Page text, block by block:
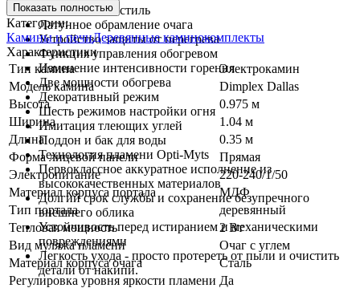
Классический стиль
Латунное обрамление очага
Устройство защиты от перегрева
Функция управления обогревом
Изменение интенсивности горения
Две мощности обогрева
Декоративный режим
Шесть режимов настройки огня
Имитация тлеющих углей
Поддон и бак для воды
Технология пламени Opti-Myts
Первоклассное аккуратное исполнение из
высококачественных материалов
Долгий срок службы и сохранение безупречного
внешнего облика
Устойчивость перед истиранием и механическими
повреждениями
Легкость ухода - просто протереть от пыли и очистить
детали от накипи.
Показать полностью
Категории:
Камины и печиДеревянные каминокомплекты
Характеристики
Тип камина
Электрокамин
Модель камина
Dimplex Dallas
Высота
0.975 м
Ширина
1.04 м
Длина
0.35 м
Форма лицевой панели
Прямая
Электропитание
220-240/1/50
Материал корпуса портала
МДФ
Тип портала
деревянный
Тепловая мощность
2 Вт
Вид муляжа пламени
Очаг с углем
Материал корпуса очага
Сталь
Регулировка уровня яркости пламени Да